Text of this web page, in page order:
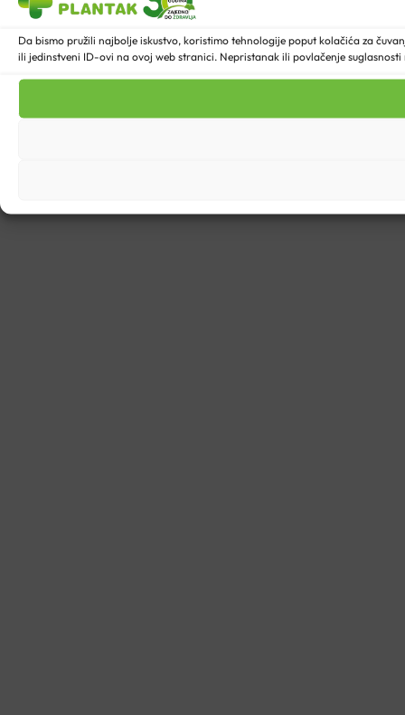
Da bismo pružili najbolje iskustvo, koristimo tehnologije poput kolačića za
ili jedinstveni ID-ovi na ovoj web stranici. Nepristanak ili povlačenje